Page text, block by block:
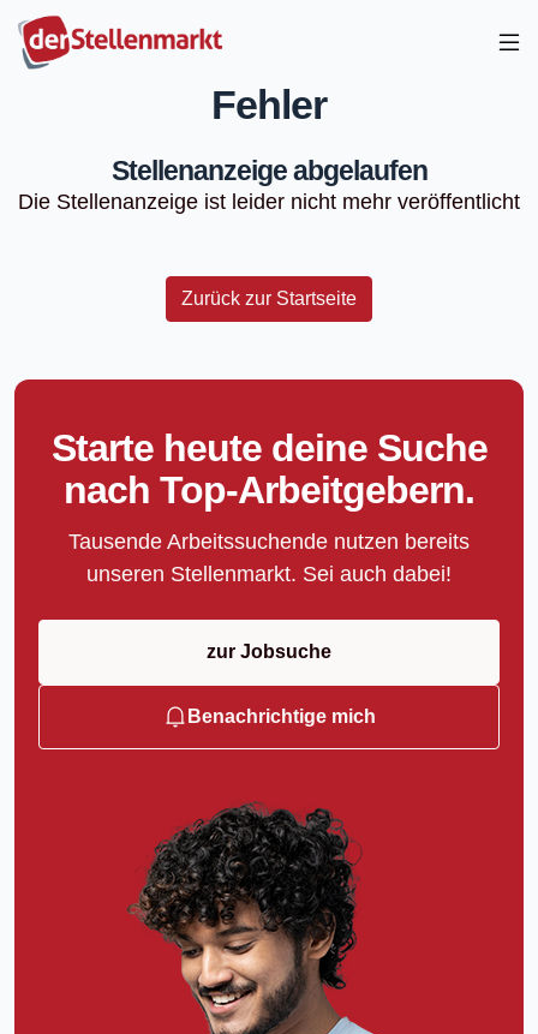
Fehler
Stellenanzeige abgelaufen
Die Stellenanzeige ist leider nicht mehr veröffentlicht
Zurück zur Startseite
Starte heute deine Suche
nach Top-Arbeitgebern.
Tausende Arbeitssuchende nutzen bereits
unseren Stellenmarkt. Sei auch dabei!
zur Jobsuche
Benachrichtige mich